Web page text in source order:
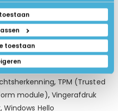
toestaan
extra software
Beveiliging (antivirus)
, TPM (Trusted
module), Vingerafdruk
, Windows Hello